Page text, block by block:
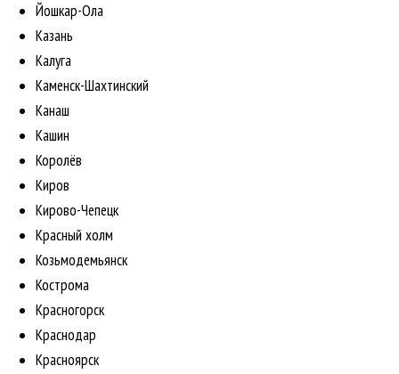
Йошкар-Ола
Казань
Калуга
Каменск-Шахтинский
Канаш
Кашин
Королёв
Киров
Кирово-Чепецк
Красный холм
Козьмодемьянск
Кострома
Красногорск
Краснодар
Красноярск